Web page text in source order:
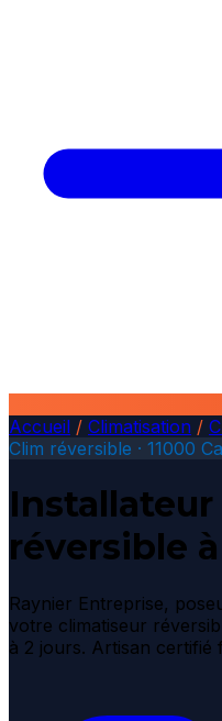
Accueil / Climatisation /
Clim réversible · 11000
réversible
Raynier Entreprise,
votre climatiseur
à 2 jours. Artisan certifié